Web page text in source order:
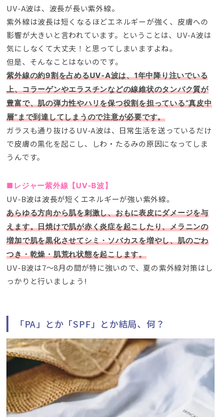
UV-A波は、 波長が長い紫外線。
紫外線は波長は短くなるほどエネルギーが強く 、 皮膚への
影響が大きいと言われています。 ということは、 UV-A波は
気にしなくて大丈夫！と思ってしまいますよね。
但是、 そんなことはないのです。
紫外線の約9割を占めるUV-A波は、1年中降り注いでいる
上、コラーゲンやエラスチンなどの線維状のタンパク質が
豊富で、肌の弾力性やハリを保つ役割を担っている“真皮中
層”まで到達してしまうので注意が必要です。
ガラスも通り抜けるUV-A波は、 日常生活を送っているだけ
で皮膚の黒化を起こし、
しわ・たるみの原因になってしま
うんです。
■レジャー紫外線【UV-B波】
UV-B波は波長が短くエネルギーが強い紫外線。
あらゆる方向から肌を刺激し、おもに表皮にダメージを与
えます。日焼けで肌が赤く炎症を起こしたり、メラニンの
増加で肌を黒化させてシミ・ソバカスを増やし、肌のごわ
つき・乾燥・肌荒れ状態を起こします。
UV-B波は7～8月の間が特に強いので、 夏の紫外線対策はし
っかりと行いましょう !
「PA」とか「SPF」とか結局、 何？